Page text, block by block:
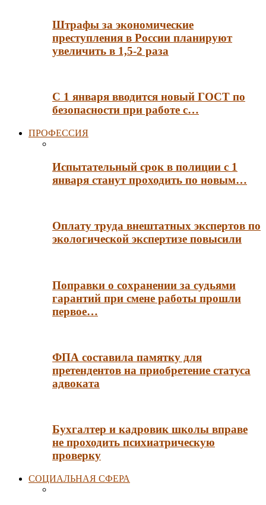
Штрафы за экономические
преступления в России планируют
увеличить в 1,5-2 раза
С 1 января вводится новый ГОСТ по
безопасности при работе с…
ПРОФЕССИЯ
Испытательный срок в полиции с 1
января станут проходить по новым…
Оплату труда внештатных экспертов по
экологической экспертизе повысили
Поправки о сохранении за судьями
гарантий при смене работы прошли
первое…
ФПА составила памятку для
претендентов на приобретение статуса
адвоката
Бухгалтер и кадровик школы вправе
не проходить психиатрическую
проверку
СОЦИАЛЬНАЯ СФЕРА